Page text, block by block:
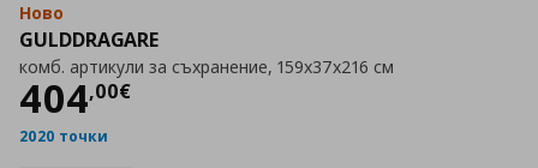
Ново
GULDDRAGARE
комб. артикули за съхранение, 159x37x216 см
404,00€
Цена404,00 €
2020 точки